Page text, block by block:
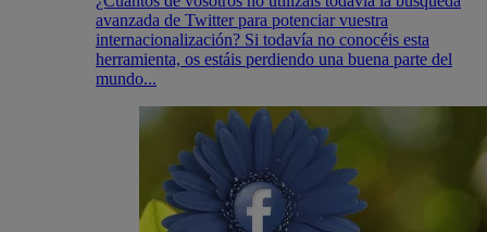
avanzada de Twitter para potenciar vuestra
internacionalización? Si todavía no conocéis esta
herramienta, os estáis perdiendo una buena parte del
mundo...